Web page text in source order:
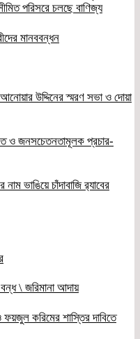
পরিসরে চলছে বাণিজ্য
মানববন্ধন
আনোয়ার উদ্দিনের স্মরণ সভা ও দোয়া
ও জনসচেতনতামূলক প্রচার-
ভাঙিয়ে চাঁদাবাজি র‌্যাবের
\ জরিমানা আদায়
করিমের শাস্তির দাবিতে